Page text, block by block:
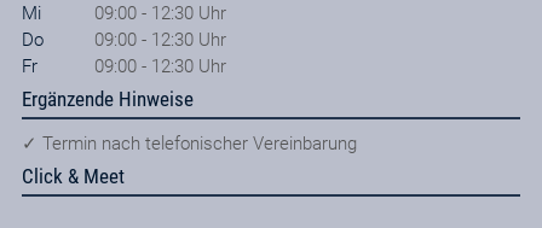
Mi
09:00 - 12:30 Uhr
Do
09:00 - 12:30 Uhr
Fr
09:00 - 12:30 Uhr
Ergänzende Hinweise
✓ Termin nach telefonischer Vereinbarung
Click & Meet